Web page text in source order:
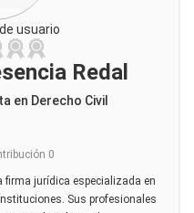
usuario
Redal
en Derecho Civil
0
firma jurídica especializada en
Sus profesionales